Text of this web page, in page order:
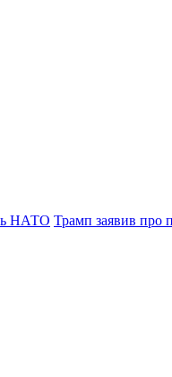
НАТО Трамп заявив про